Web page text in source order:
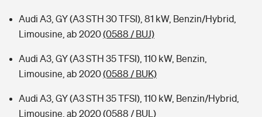
Audi A3, GY (A3 STH 30 TFSI), 81 kW, Benzin/Hybrid,
Limousine, ab 2020(0588 / BUJ)
Audi A3, GY (A3 STH 35 TFSI), 110 kW, Benzin,
Limousine, ab 2020(0588 / BUK)
Audi A3, GY (A3 STH 35 TFSI), 110 kW, Benzin/Hybrid,
Limousine, ab 2020(0588 / BUL)